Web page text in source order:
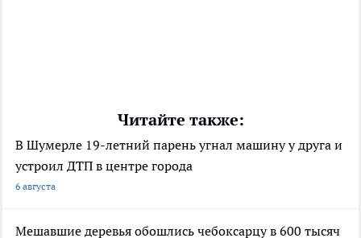
Читайте также:
В Шумерле 19-летний парень угнал машину у друга и
устроил ДТП в центре города
6 августа
Мешавшие деревья обошлись чебоксарцу в 600 тысяч